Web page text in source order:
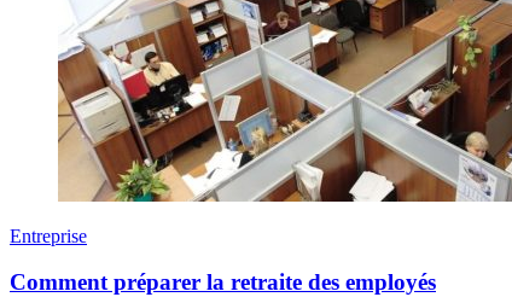
Entreprise
Comment préparer la retraite des employés